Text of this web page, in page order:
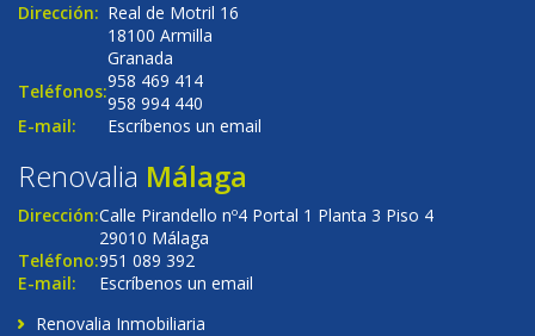
Dirección: Real de Motril 16
18100 Armilla
Granada
Teléfonos:958 469 414
958 994 440
E-mail:
Escríbenos un email
Renovalia Málaga
Dirección:Calle Pirandello nº4 Portal 1 Planta 3 Piso 4
29010 Málaga
Teléfono:951 089 392
E-mail:
Escríbenos un email
Renovalia Inmobiliaria